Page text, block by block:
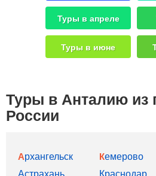
Туры в апреле
Туры в июне
Туры в Анталию из
России
Архангельск
Астрахань
Кемерово
Краснодар